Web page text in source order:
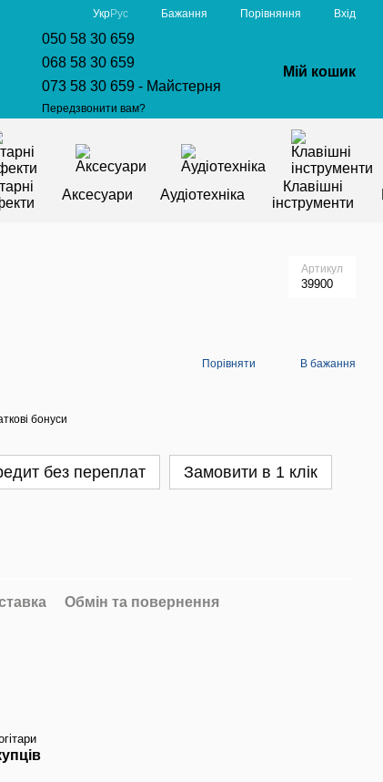
УкрРус Бажання Порівняння Вхід
050 58 30 659
068 58 30 659
073 58 30 659 - Майстерня
Передзвонити вам?
Мій кошик
Аксесуари Аудіотехніка
Клавішні
інструменти
Артикул
39900
Порівняти В бажання
бонуси
без переплат Замовити в 1 клік
Обмін та повернення